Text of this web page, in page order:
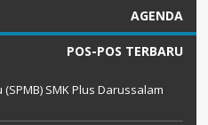
AGENDA
POS-POS TERBARU
SMK Plus Darussalam